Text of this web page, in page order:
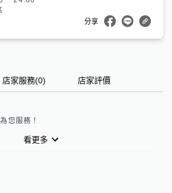
分享
店家服務(0) 店家評價
您服務！
看更多